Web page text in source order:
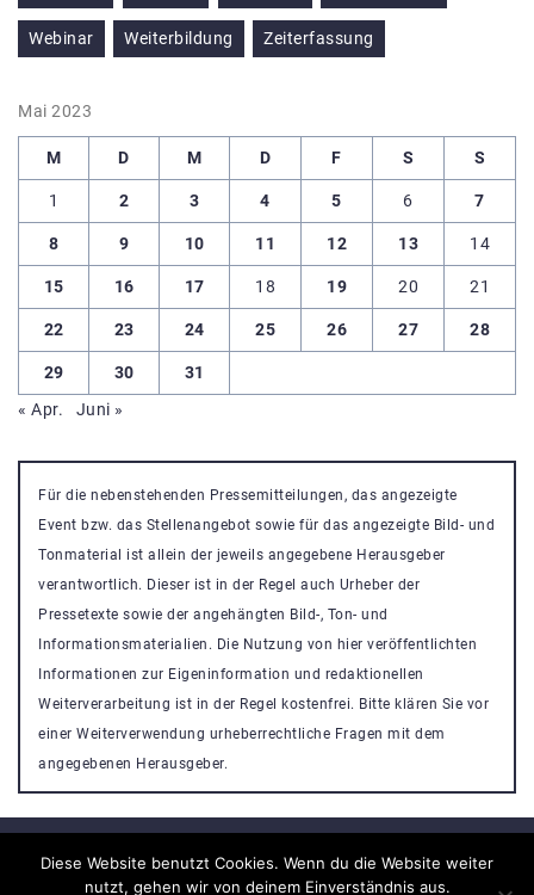
Webinar Weiterbildung Zeiterfassung
Mai 2023
M D M D F S S
1 2 3 4 5 6 7
8 9 10 11 12 13 14
15 16 17 18 19 20 21
22 23 24 25 26 27 28
29 30
31
« Apr.
Juni »
Für die nebenstehenden Pressemitteilungen, das angezeigte
Event bzw. das Stellenangebot sowie für das angezeigte Bild- und
Tonmaterial ist allein der jeweils angegebene Herausgeber
verantwortlich. Dieser ist in der Regel auch Urheber der
Pressetexte sowie der angehängten Bild-, Ton- und
Informationsmaterialien. Die Nutzung von hier veröffentlichten
Informationen zur Eigeninformation und redaktionellen
Weiterverarbeitung ist in der Regel kostenfrei. Bitte klären Sie vor
einer Weiterverwendung urheberrechtliche Fragen mit dem
angegebenen Herausgeber.
Diese Website benutzt Cookies. Wenn du die Website weiter
nutzt, gehen wir von deinem Einverständnis aus.